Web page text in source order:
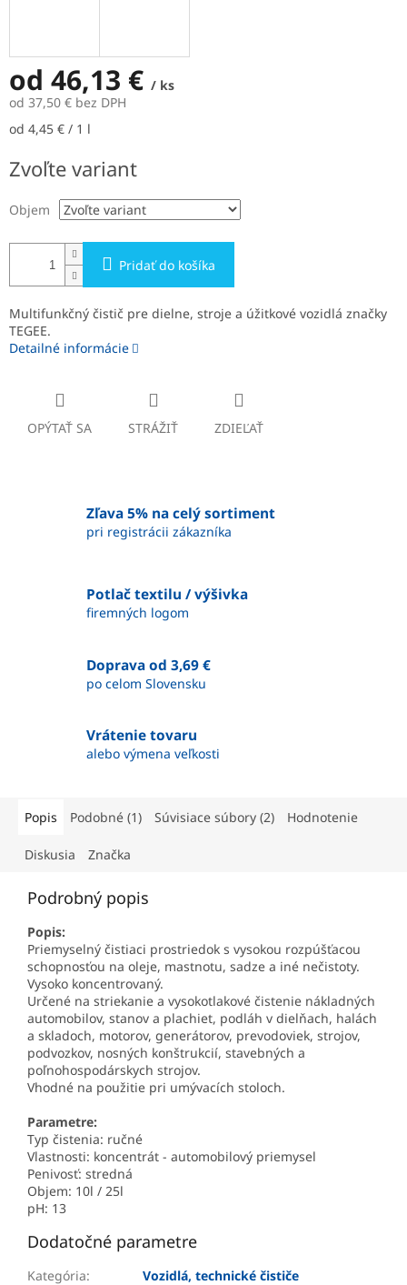
od 46,13 € / ks
od 37,50 € bez DPH
Jednotková
od 4,45 € / 1 l
Zvoľte variant
Objem
Pridať do košíka
Multifunkčný čistič pre dielne, stroje a úžitkové vozidlá značky
TEGEE.
Detailné informácie
OPÝTAŤ SA STRÁŽIŤ ZDIEĽAŤ
Zľava 5% na celý sortiment
pri registrácii zákazníka
Potlač textilu / výšivka
firemných logom
Doprava od 3,69 €
po celom Slovensku
Vrátenie tovaru
alebo výmena veľkosti
Popis Podobné (1) Súvisiace súbory (2) Hodnotenie
Diskusia Značka
Podrobný popis
Popis:
Priemyselný čistiaci prostriedok s vysokou rozpúšťacou
schopnosťou na oleje, mastnotu, sadze a iné nečistoty.
Vysoko koncentrovaný.
Určené na striekanie a vysokotlakové čistenie nákladných
automobilov, stanov a plachiet, podláh v dielňach, halách
a skladoch, motorov, generátorov, prevodoviek, strojov,
podvozkov, nosných konštrukcií, stavebných a
poľnohospodárskych strojov.
Vhodné na použitie pri umývacích stoloch.
Parametre:
Typ čistenia: ručné
Vlastnosti: koncentrát - automobilový priemysel
Penivosť: stredná
Objem: 10l / 25l
pH: 13
Dodatočné parametre
Kategória:
Vozidlá, technické čističe